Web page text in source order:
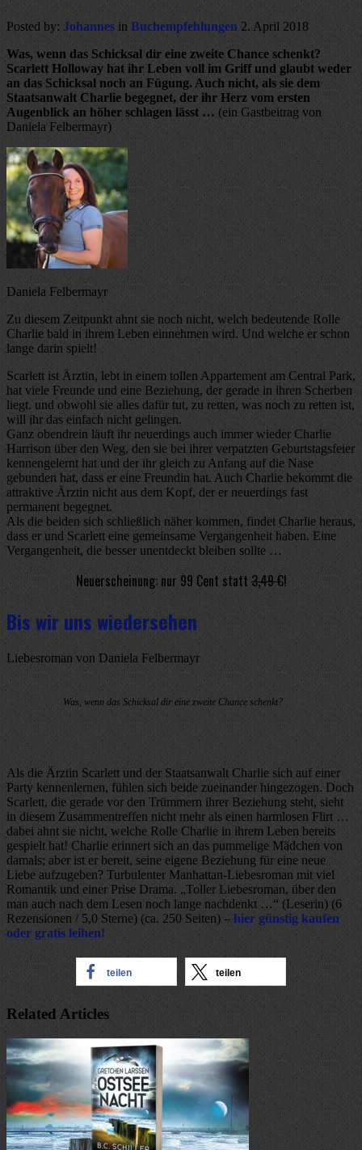
Posted by:Johannes in Buchempfehlungen 2. April 2018
Was, wenn das Schicksal dir eine zweite Chance schenkt?
Scarlett Holloway hat ihr Leben voll im Griff und glaubt weder
an das Schicksal noch an Fügung. Auch nicht, als sie dem
Staatsanwalt Charlie begegnet, der ihr Herz vom ersten
Augenblick an höher schlagen lässt … (ein Gastbeitrag von
Daniela Felbermayr)
Daniela Felbermayr
Zu diesem Zeitpunkt ahnt sie noch nicht, welch bedeutende Rolle
Charlie bald in ihrem Leben einnehmen wird. Und welche er schon
lange darin spielt!
Scarlett ist Ärztin, lebt in einem tollen Appartement am Central Park,
hat viele Freunde und eine Beziehung, der gerade in ihren Scherben
liegt. und obwohl sie alles dafür tut, zu retten, was noch zu retten ist,
will ihr das einfach nicht gelingen.
Ganz obendrein läuft ihr neuerdings auch immer wieder Charlie
Harrison über den Weg, den sie bei ihrer verpatzten Geburtstagsfeier
kennengelernt hat und der ihr gleich zu Anfang auf die Nase
gebunden hat, dass er eine Freundin hat. Auch Charlie bekommt die
attraktive Ärztin nicht aus dem Kopf, der er neuerdings fast
permanent begegnet.
Als die beiden sich schließlich näher kommen, findet Charlie heraus,
dass er und Scarlett eine gemeinsame Vergangenheit haben. Eine
Vergangenheit, die besser unentdeckt bleiben sollte …
Neuerscheinung: nur 99 Cent statt3,49 €!
Bis wir uns wiedersehen
Liebesroman von Daniela Felbermayr
Was, wenn das Schicksal dir eine zweite Chance schenkt?
Als die Ärztin Scarlett und der Staatsanwalt Charlie sich auf einer
Party kennenlernen, fühlen sich beide zueinander hingezogen. Doch
Scarlett, die gerade vor den Trümmern ihrer Beziehung steht, sieht
in diesem Zusammentreffen nicht mehr als einen harmlosen Flirt …
dabei ahnt sie nicht, welche Rolle Charlie in ihrem Leben bereits
gespielt hat! Charlie erinnert sich an das pummelige Mädchen von
damals; aber ist er bereit, seine eigene Beziehung für eine neue
Liebe aufzugeben? Turbulenter Manhattan-Liebesroman mit viel
Romantik und einer Prise Drama. „Toller Liebesroman, über den
man auch nach dem Lesen noch lange nachdenkt …“ (Leserin) (6
Rezensionen / 5,0 Sterne) (ca. 250 Seiten) –hier günstig kaufen
oder gratis leihen!
teilen teilen
Related Articles